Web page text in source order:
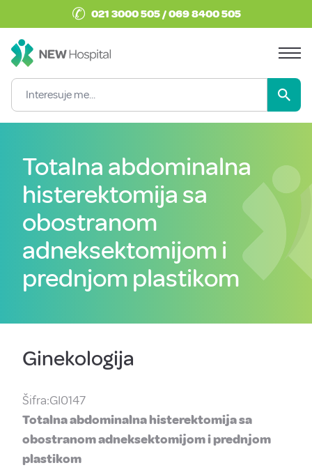
✆ 021 3000 505 / 069 8400 505
Totalna abdominalna
histerektomija sa
obostranom
adneksektomijom i
prednjom plastikom
Ginekologija
Šifra:GI0147
Totalna abdominalna histerektomija sa
obostranom adneksektomijom i prednjom
plastikom